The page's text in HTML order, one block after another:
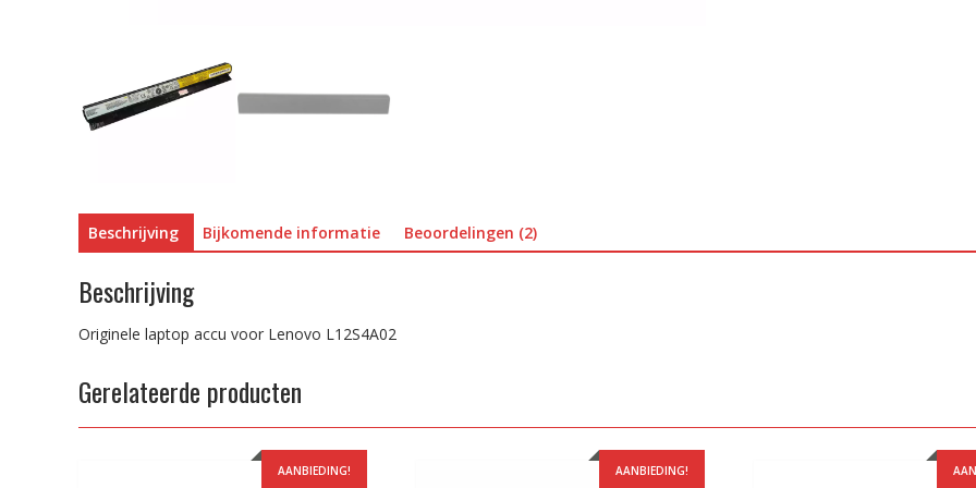
Beschrijving Bijkomende informatie Beoordelingen (2)
Beschrijving
Originele laptop accu voor Lenovo L12S4A02
Gerelateerde producten
AANBIEDING! AANBIEDING!